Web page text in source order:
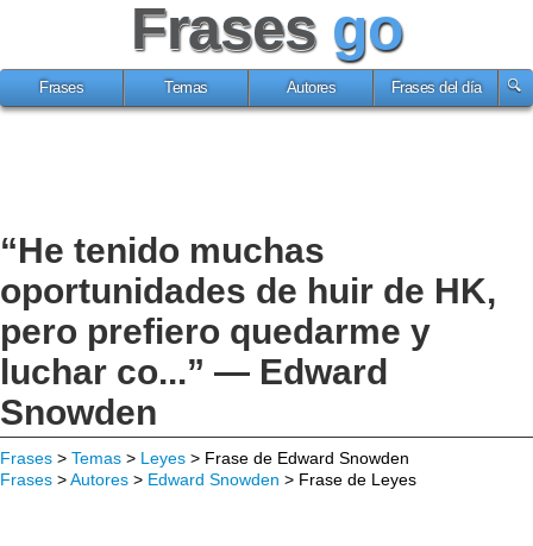
Frases go
Frases Temas Autores Frases del día
“He tenido muchas
oportunidades de huir de HK,
pero prefiero quedarme y
luchar co...” — Edward
Snowden
Frases > Temas > Leyes > Frase de Edward Snowden
Frases >Autores > Edward Snowden > Frase de Leyes